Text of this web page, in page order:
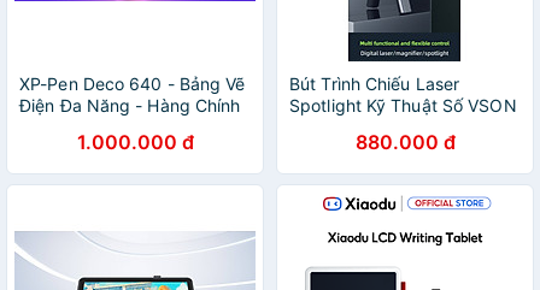
XP-Pen Deco 640 - Bảng Vẽ
Điện Đa Năng - Hàng Chính
1.000.000 đ
Bút Trình Chiếu Laser
Spotlight Kỹ Thuật Số VSON
bảng tương tác -Tương
Thích mọi hệ điều hành -
Hàng nhập khẩu
880.000 đ